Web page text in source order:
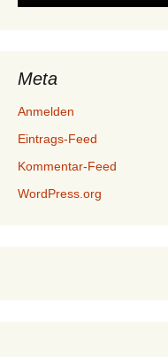
Meta
Anmelden
Eintrags-Feed
Kommentar-Feed
WordPress.org